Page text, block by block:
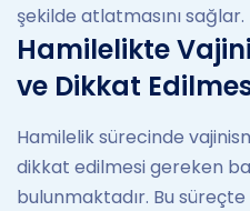
şekilde atlatmasını sağlar.
Hamilelikte
ve Dikkat
Hamilelik sürecinde
dikkat edilmesi gereken
bulunmaktadır. Bu